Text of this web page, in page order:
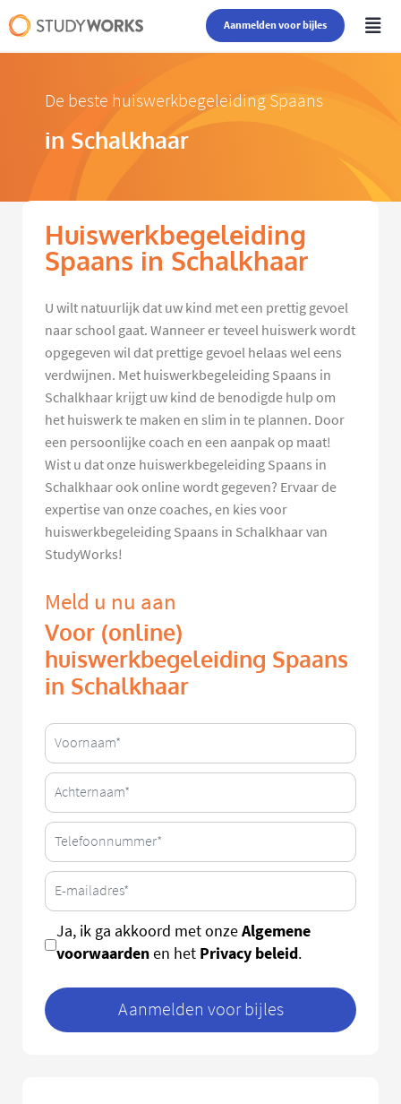
Aanmelden voor bijles
De beste huiswerkbegeleiding Spaans
in Schalkhaar
Huiswerkbegeleiding
Spaans in Schalkhaar
U wilt natuurlijk dat uw kind met een prettig gevoel
naar school gaat. Wanneer er teveel huiswerk wordt
opgegeven wil dat prettige gevoel helaas wel eens
verdwijnen. Met huiswerkbegeleiding Spaans in
Schalkhaar krijgt uw kind de benodigde hulp om
het huiswerk te maken en slim in te plannen. Door
een persoonlijke coach en een aanpak op maat!
Wist u dat onze huiswerkbegeleiding Spaans in
Schalkhaar ook online wordt gegeven? Ervaar de
expertise van onze coaches, en kies voor
huiswerkbegeleiding Spaans in Schalkhaar van
StudyWorks!
Meld u nu aan
Voor (online)
huiswerkbegeleiding Spaans
in Schalkhaar
Ja, ik ga akkoord met onzeAlgemene
voorwaardenen het Privacy beleid.
Aanmelden voor bijles